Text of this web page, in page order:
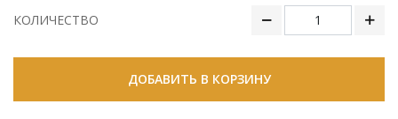
КОЛИЧЕСТВО
ДОБАВИТЬ В КОРЗИНУ